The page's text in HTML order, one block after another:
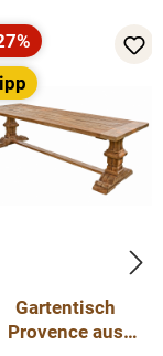
Gartentisch
Provence aus